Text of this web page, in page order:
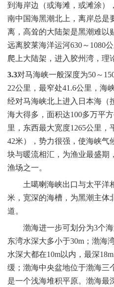
到海岸边（或海滩，或滩涂）
南中国海黑潮北上，离岸总是
离，高耸的大陆架是黑潮难以
远离胶莱海洋运河630～ 1080
爬上大陆架，进入胶州湾，理
3.3对马海峡一般深度为50～
22公里，最窄处41.6公里，海
经对马海峡北上进入日本海（
海大得多，面积达100多万平
里，东西最大宽度1265公里，
42米），势力很强，使海峡气
块与暖流相汇，为渔业最盛期
渔场之一。
土噶喇海峡出口与太平洋
米 ，宽深的海槽，为黑潮主
道。
渤海进一步可划分为3个
东湾水深大多小于30m ；渤海
水深大都在10m以内，最深18m
缓；渤海中央盆地位于渤海三
是一个浅海堆积平原。渤海最